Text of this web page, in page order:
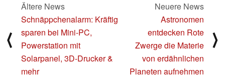
⟨
Ältere News
Schnäppchenalarm: Kräftig
sparen bei Mini-PC,
Powerstation mit
Solarpanel, 3D-Drucker &
mehr
Neuere News
Astronomen
entdecken Rote
Zwerge die Materie
von erdähnlichen
Planeten aufnehmen
⟩